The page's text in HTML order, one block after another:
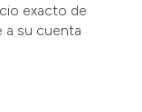
exacto de
a su cuenta